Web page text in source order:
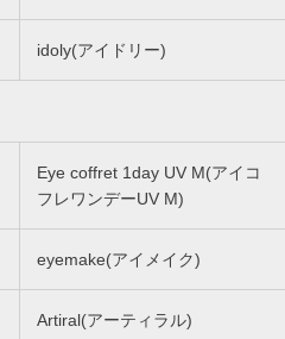
idoly(アイドリー)
Eye coffret 1day UV M(アイコ
フレワンデーUV M)
eyemake(アイメイク)
Artiral(アーティラル)